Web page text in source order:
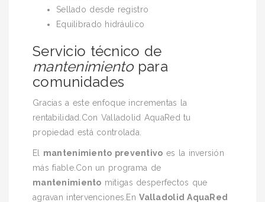
Sellado desde registro
Equilibrado hidráulico
Servicio técnico de
mantenimientopara
comunidades
Gracias a este enfoque incrementas la
rentabilidad.Con Valladolid AquaRed tu
propiedad está controlada.
El mantenimiento preventivo es la inversión
más fiable.Con un programa de
mantenimiento mitigas desperfectos que
agravan intervenciones.EnValladolid AquaRed